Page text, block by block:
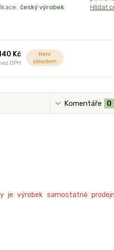
český výrobek Hlídat
Kč
DPH
Není
skladem
Komentáře 0
je výrobek samostatně